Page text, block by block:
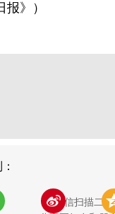
报》）
用微信扫描二维